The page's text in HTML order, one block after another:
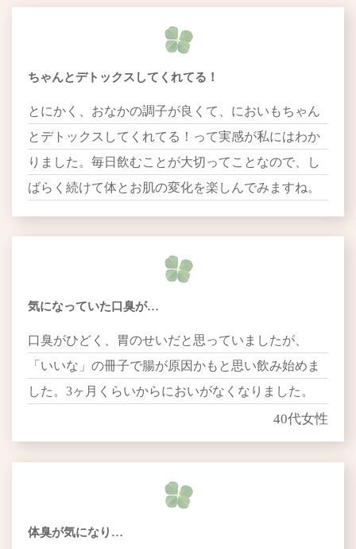
ちゃんとデトックスしてくれてる！
とにかく、おなかの調子が良くて、においもちゃん
とデトックスしてくれてる！って実感が私にはわか
りました。毎日飲むことが大切ってことなので、し
ばらく続けて体とお肌の変化を楽しんでみますね。
気になっていた口臭が…
口臭がひどく、胃のせいだと思っていましたが、
「いいな」の冊子で腸が原因かもと思い飲み始めま
した。3ヶ月くらいからにおいがなくなりました。
40代女性
体臭が気になり…